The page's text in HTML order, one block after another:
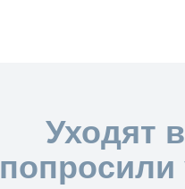
Уходят
попросили